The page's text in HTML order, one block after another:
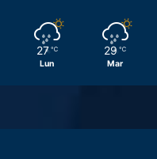
27 ℃
Lun
29 ℃
Mar